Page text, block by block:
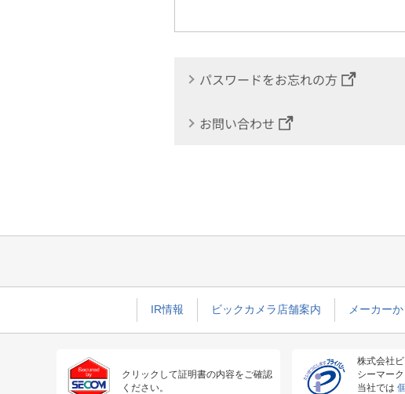
パスワードをお忘れの方
お問い合わせ
IR情報 ビックカメラ店舗案内 メーカー
クリックして証明書の内容をご確認
ください。
株式会社
シーマー
当社では